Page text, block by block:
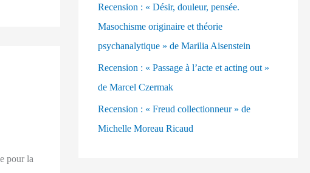
pour la
e
r
:
Recension : « Désir, douleur, pensée.
Masochisme originaire et théorie
psychanalytique » de Marilia Aisenstein
Recension : « Passage à l’acte et acting out »
de Marcel Czermak
Recension : « Freud collectionneur » de
Michelle Moreau Ricaud